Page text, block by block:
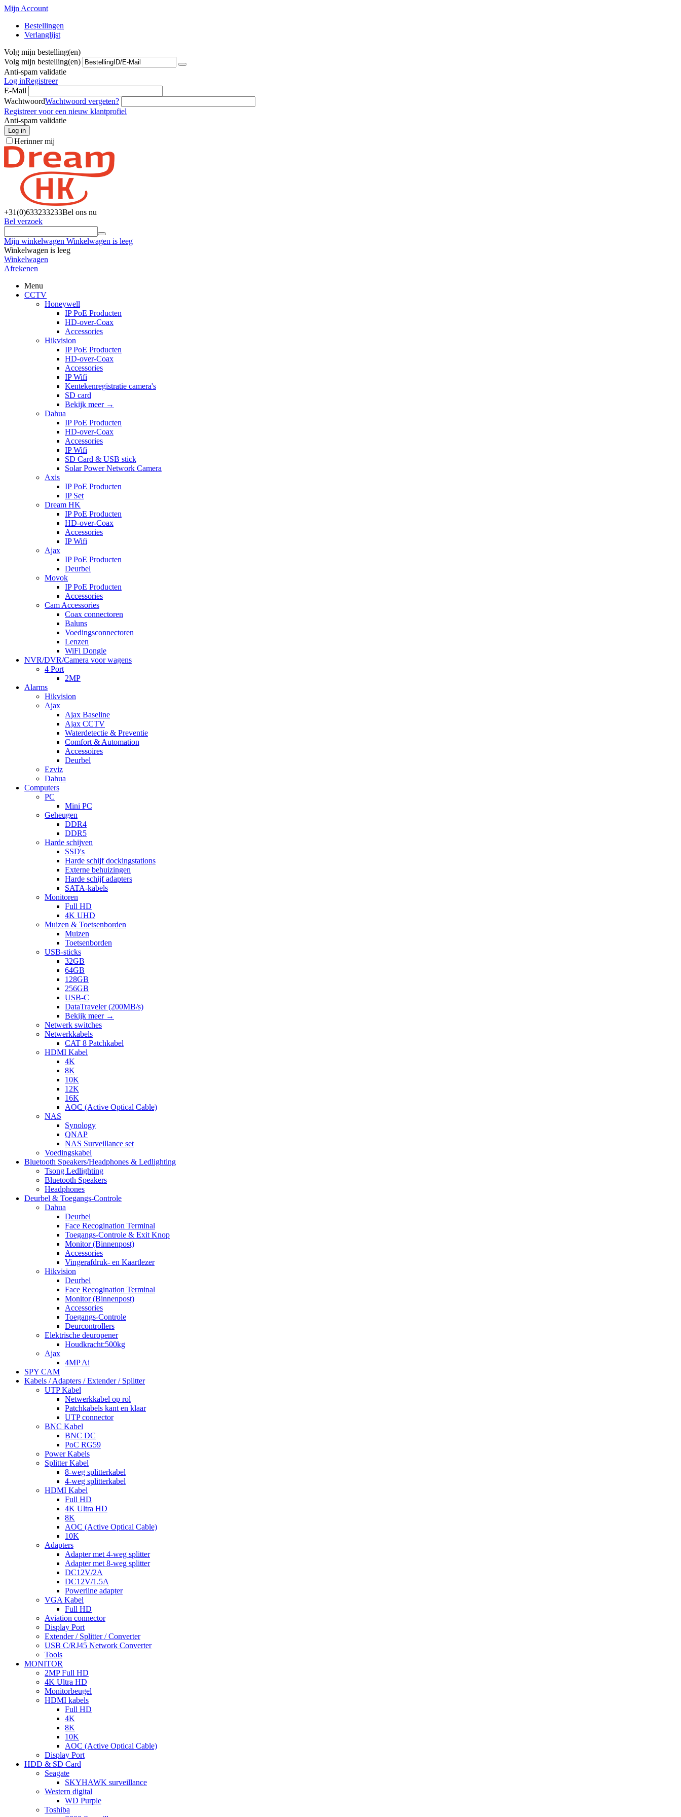
Mijn Account
Bestellingen
Verlanglijst
Volg mijn bestelling(en)
Volg mijn bestelling(en)
Anti-spam validatie
Log inRegistreer
E-Mail
WachtwoordWachtwoord vergeten?
Registreer voor een nieuw klantprofiel
Anti-spam validatie
Log in
Herinner mij
+31(0)633233233Bel ons nu
Bel verzoek
Mijn winkelwagen Winkelwagen is leeg
Winkelwagen is leeg
Winkelwagen
Afrekenen
Menu
CCTV
Honeywell
IP PoE Producten
HD-over-Coax
Accessories
Hikvision
IP PoE Producten
HD-over-Coax
Accessories
IP Wifi
Kentekenregistratie camera's
SD card
Bekijk meer →
Dahua
IP PoE Producten
HD-over-Coax
Accessories
IP Wifi
SD Card & USB stick
Solar Power Network Camera
Axis
IP PoE Producten
IP Set
Dream HK
IP PoE Producten
HD-over-Coax
Accessories
IP Wifi
Ajax
IP PoE Producten
Deurbel
Movok
IP PoE Producten
Accessories
Cam Accessories
Coax connectoren
Baluns
Voedingsconnectoren
Lenzen
WiFi Dongle
NVR/DVR/Camera voor wagens
4 Port
2MP
Alarms
Hikvision
Ajax
Ajax Baseline
Ajax CCTV
Waterdetectie & Preventie
Comfort & Automation
Accessoires
Deurbel
Ezviz
Dahua
Computers
PC
Mini PC
Geheugen
DDR4
DDR5
Harde schijven
SSD's
Harde schijf dockingstations
Externe behuizingen
Harde schijf adapters
SATA-kabels
Monitoren
Full HD
4K UHD
Muizen & Toetsenborden
Muizen
Toetsenborden
USB-sticks
32GB
64GB
128GB
256GB
USB-C
DataTraveler (200MB/s)
Bekijk meer →
Netwerk switches
Netwerkkabels
CAT 8 Patchkabel
HDMI Kabel
4K
8K
10K
12K
16K
AOC (Active Optical Cable)
NAS
Synology
QNAP
NAS Surveillance set
Voedingskabel
Bluetooth Speakers/Headphones & Ledlighting
Tsong Ledlighting
Bluetooth Speakers
Headphones
Deurbel & Toegangs-Controle
Dahua
Deurbel
Face Recogination Terminal
Toegangs-Controle & Exit Knop
Monitor (Binnenpost)
Accessories
Vingerafdruk- en Kaartlezer
Hikvision
Deurbel
Face Recogination Terminal
Monitor (Binnenpost)
Accessories
Toegangs-Controle
Deurcontrollers
Elektrische deuropener
Houdkracht:500kg
Ajax
4MP Ai
SPY CAM
Kabels / Adapters / Extender / Splitter
UTP Kabel
Netwerkkabel op rol
Patchkabels kant en klaar
UTP connector
BNC Kabel
BNC DC
PoC RG59
Power Kabels
Splitter Kabel
8-weg splitterkabel
4-weg splitterkabel
HDMI Kabel
Full HD
4K Ultra HD
8K
AOC (Active Optical Cable)
10K
Adapters
Adapter met 4-weg splitter
Adapter met 8-weg splitter
DC12V/2A
DC12V/1.5A
Powerline adapter
VGA Kabel
Full HD
Aviation connector
Display Port
Extender / Splitter / Converter
USB C/RJ45 Network Converter
Tools
MONITOR
2MP Full HD
4K Ultra HD
Monitorbeugel
HDMI kabels
Full HD
4K
8K
10K
AOC (Active Optical Cable)
Display Port
HDD & SD Card
Seagate
SKYHAWK surveillance
Western digital
WD Purple
Toshiba